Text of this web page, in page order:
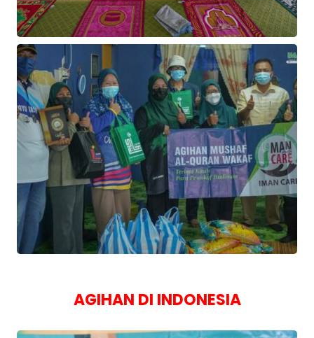
AGIHAN DI INDONESIA